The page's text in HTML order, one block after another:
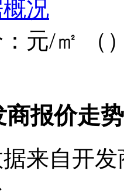
况
元/㎡ （
报价走势
来自开